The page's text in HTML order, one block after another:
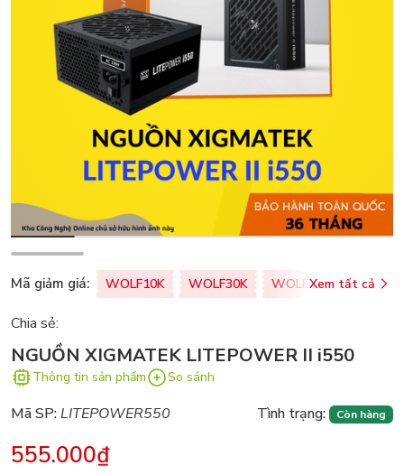
Mã giảm giá: WOLF10K WOLF30K WOLF50KXem tất cả
Chia sẻ:
NGUỒN XIGMATEK LITEPOWER II i550
Thông tin sản phẩm So sánh
Mã SP:LITEPOWER550 Tình trạng: Còn hàng
555.000₫